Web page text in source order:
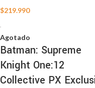
$219.990
Agotado
Batman: Supreme
Knight One:12
Collective PX